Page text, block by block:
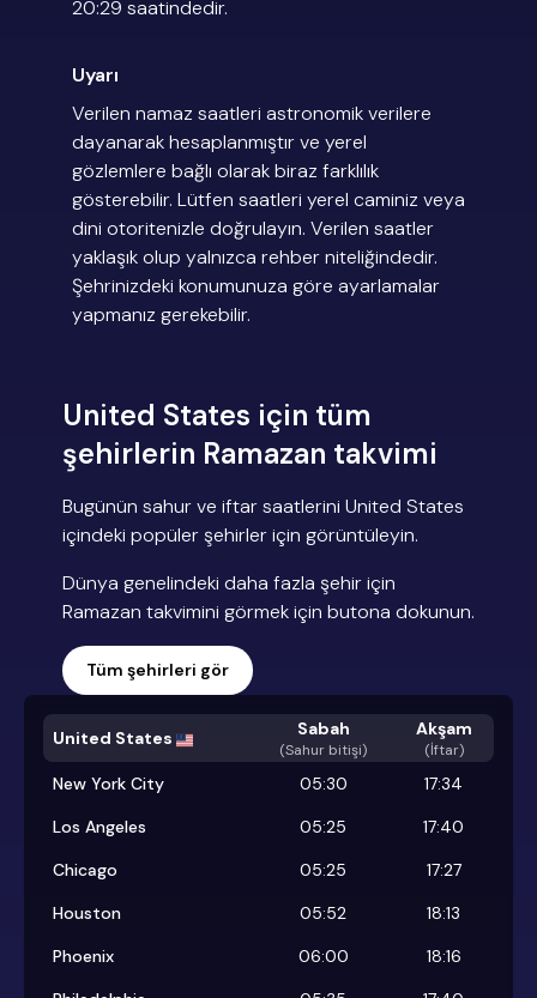
20:29 saatindedir.
Uyarı
Verilen namaz saatleri astronomik verilere
dayanarak hesaplanmıştır ve yerel
gözlemlere bağlı olarak biraz farklılık
gösterebilir. Lütfen saatleri yerel caminiz veya
dini otoritenizle doğrulayın. Verilen saatler
yaklaşık olup yalnızca rehber niteliğindedir.
Şehrinizdeki konumunuza göre ayarlamalar
yapmanız gerekebilir.
United States için tüm
şehirlerin Ramazan takvimi
Bugünün sahur ve iftar saatlerini United States
içindeki popüler şehirler için görüntüleyin.
Dünya genelindeki daha fazla şehir için
Ramazan takvimini görmek için butona dokunun.
Tüm şehirleri gör
United States Sabah
(Sahur bitişi)
Akşam
(İftar)
New York City 05:30
17:34
Los Angeles
05:25
17:40
Chicago
05:25
17:27
Houston
05:52
18:13
Phoenix
06:00
18:16